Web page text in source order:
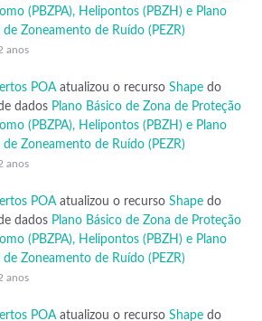
(PBZPA), Helipontos (PBZH) e Plano
de Zoneamento de Ruído (PEZR)
anos
POAatualizou o recurso Shape do
dados Plano Básico de Zona de Proteção
(PBZPA), Helipontos (PBZH) e Plano
de Zoneamento de Ruído (PEZR)
anos
POAatualizou o recurso Shape do
dados Plano Básico de Zona de Proteção
(PBZPA), Helipontos (PBZH) e Plano
de Zoneamento de Ruído (PEZR)
anos
POAatualizou o recurso Shape do